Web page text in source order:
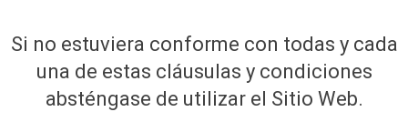
Si no estuviera conforme con todas y cada
una de estas cláusulas y condiciones
absténgase de utilizar el Sitio Web.